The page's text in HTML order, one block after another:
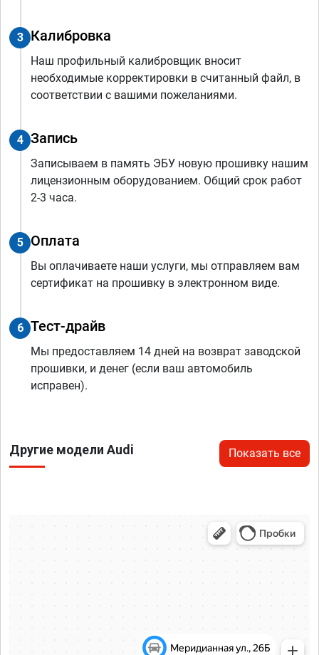
3 Калибровка
Наш профильный калибровщик вносит
необходимые корректировки в считанный файл, в
соответствии с вашими пожеланиями.
4 Запись
Записываем в память ЭБУ новую прошивку нашим
лицензионным оборудованием. Общий срок работ
2-3 часа.
5 Оплата
Вы оплачиваете наши услуги, мы отправляем вам
сертификат на прошивку в электронном виде.
6 Тест-драйв
Мы предоставляем 14 дней на возврат заводской
прошивки, и денег (если ваш автомобиль
исправен).
Другие модели Audi Показать все